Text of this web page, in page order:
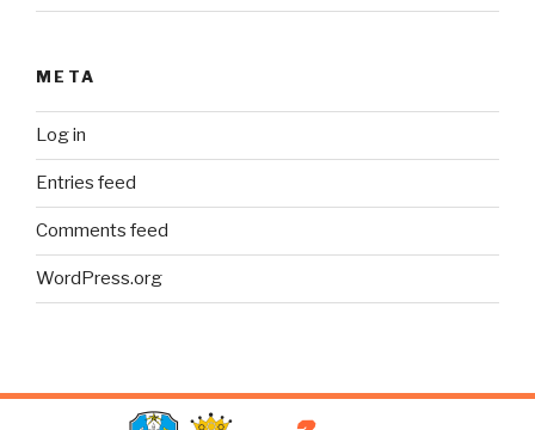
META
Log in
Entries feed
Comments feed
WordPress.org